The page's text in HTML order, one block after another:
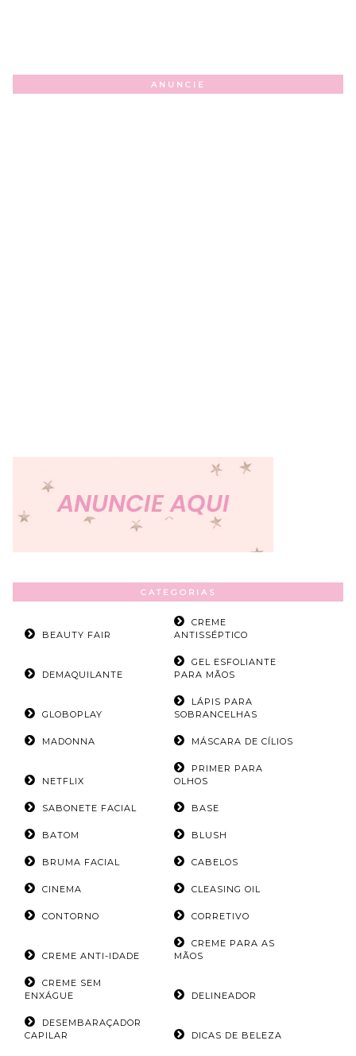
ANUNCIE
CATEGORIAS
BEAUTY FAIR
CREME
ANTISSÉPTICO
DEMAQUILANTE
GEL ESFOLIANTE
PARA MÃOS
GLOBOPLAY
LÁPIS PARA
SOBRANCELHAS
MADONNA MÁSCARA DE CÍLIOS
NETFLIX
PRIMER PARA
OLHOS
SABONETE FACIAL BASE
BATOM BLUSH
BRUMA FACIAL CABELOS
CINEMA CLEASING OIL
CONTORNO CORRETIVO
CREME ANTI-IDADE
CREME PARA AS
MÃOS
CREME SEM
ENXÁGUE
DELINEADOR
DESEMBARAÇADOR
CAPILAR
DICAS DE BELEZA